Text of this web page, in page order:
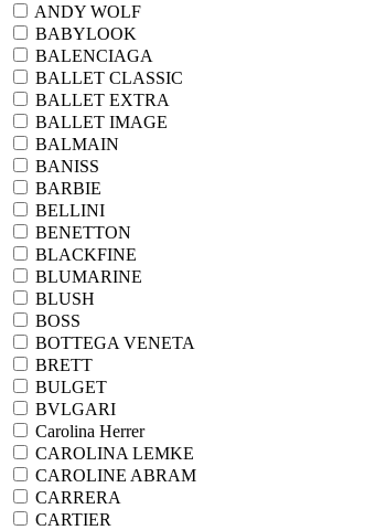
ANDY WOLF
BABYLOOK
BALENCIAGA
BALLET CLASSIC
BALLET EXTRA
BALLET IMAGE
BALMAIN
BANISS
BARBIE
BELLINI
BENETTON
BLACKFINE
BLUMARINE
BLUSH
BOSS
BOTTEGA VENETA
BRETT
BULGET
BVLGARI
Carolina Herrer
CAROLINA LEMKE
CAROLINE ABRAM
CARRERA
CARTIER